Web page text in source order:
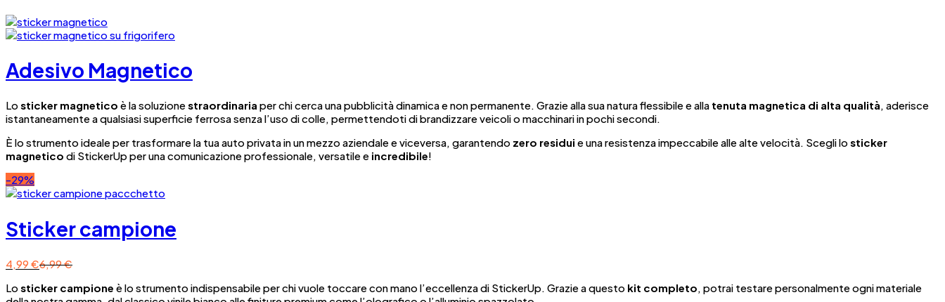
Adesivo Magnetico
Lo sticker magnetico è la soluzionestraordinaria per chi cerca una pubblicità dinamica e non permanente. Grazie alla sua natura flessibile e alla tenuta magnetica di alta qualità, aderisce
istantaneamente a qualsiasi superficie ferrosa senza l’uso di colle, permettendoti di brandizzare veicoli o macchinari in pochi secondi.
È lo strumento ideale per trasformare la tua auto privata in un mezzo aziendale e viceversa, garantendo zero residui e una resistenza impeccabile alle alte velocità. Scegli lo sticker
magnetico di StickerUp per una comunicazione professionale, versatile e incredibile!
-29%
Sticker campione
4,99 €6,99€
Lo sticker campione è lo strumento indispensabile per chi vuole toccare con mano l’eccellenza di StickerUp. Grazie a questo kit completo , potrai testare personalmente ogni materiale